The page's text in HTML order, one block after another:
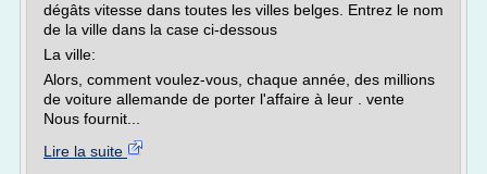
dégâts vitesse dans toutes les villes belges. Entrez le nom
de la ville dans la case ci-dessous
La ville:
Alors, comment voulez-vous, chaque année, des millions
de voiture allemande de porter l'affaire à leur . vente
Nous fournit...
Lire la suite